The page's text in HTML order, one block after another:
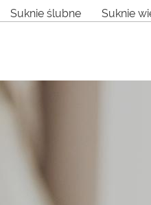
Suknie ślubne Suknie